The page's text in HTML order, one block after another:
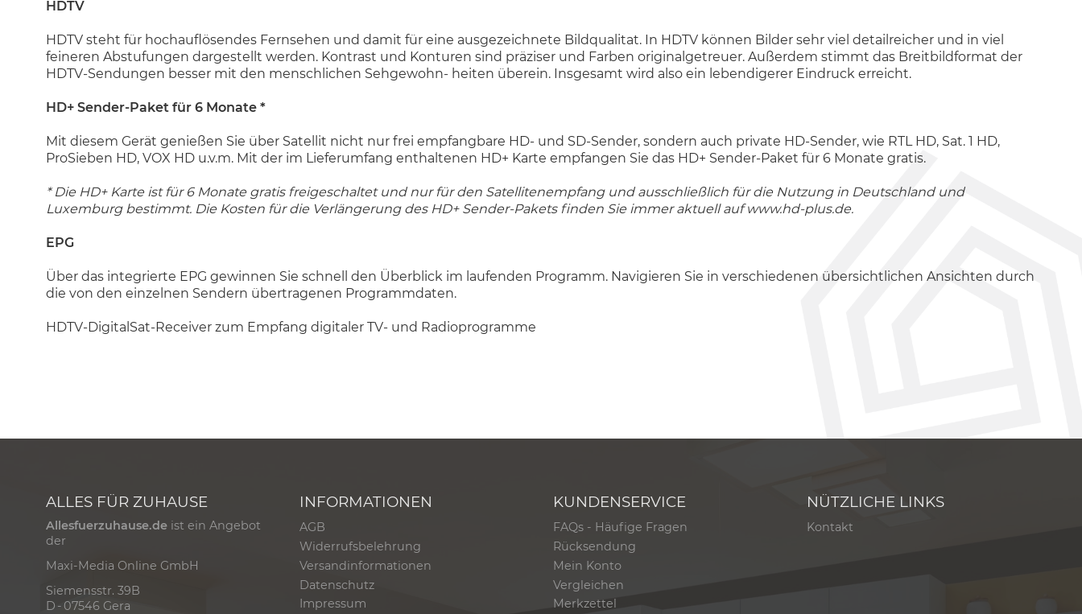
HDTV
HDTV steht für hochauflösendes Fernsehen und damit für eine ausgezeichnete Bildqualitat. In HDTV können Bilder sehr viel detailreicher und in viel
feineren Abstufungen dargestellt werden. Kontrast und Konturen sind präziser und Farben originalgetreuer. Außerdem stimmt das Breitbildformat der
HDTV-Sendungen besser mit den menschlichen Sehgewohn- heiten überein. Insgesamt wird also ein lebendigerer Eindruck erreicht.
HD+ Sender-Paket für 6 Monate *
Mit diesem Gerät genießen Sie über Satellit nicht nur frei empfangbare HD- und SD-Sender, sondern auch private HD-Sender, wie RTL HD, Sat. 1 HD,
ProSieben HD, VOX HD u.v.m. Mit der im Lieferumfang enthaltenen HD+ Karte empfangen Sie das HD+ Sender-Paket für 6 Monate gratis.
* Die HD+ Karte ist für 6 Monate gratis freigeschaltet und nur für den Satellitenempfang und ausschließlich für die Nutzung in Deutschland und
Luxemburg bestimmt. Die Kosten für die Verlängerung des HD+ Sender-Pakets finden Sie immer aktuell aufwww.hd-plus.de.
EPG
Über das integrierte EPG gewinnen Sie schnell den Überblick im laufenden Programm. Navigieren Sie in verschiedenen übersichtlichen Ansichten durch
die von den einzelnen Sendern übertragenen Programmdaten.
HDTV-DigitalSat-Receiver zum Empfang digitaler TV- und Radioprogramme
ALLES FÜR ZUHAUSE
Allesfuerzuhause.de ist ein Angebot
der
Maxi-Media Online GmbH
Siemensstr. 39B
D - 07546 Gera
INFORMATIONEN
AGB
Widerrufsbelehrung
Versandinformationen
Datenschutz
Impressum
KUNDENSERVICE
FAQs - Häufige Fragen
Rücksendung
Mein Konto
Vergleichen
Merkzettel
NÜTZLICHE LINKS
Kontakt